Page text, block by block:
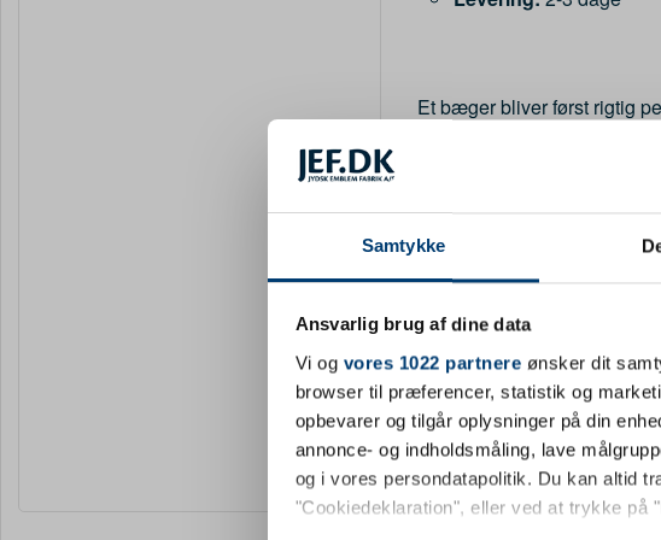
Samtykke
Ansvarlig brug af dine data
Vi og vores 1022 partnere ønsker dit
browser til præferencer, statistik og
opbevarer og tilgår oplysninger på din
annonce- og indholdsmåling, lave
og i vores persondatapolitik. Du kan altid
"Cookiedeklaration", eller ved at trykke på
Et bæger bliver først rigtig
som standard, og ønskes
turneringstitlen eller en
opstilling, kan dette
kontakte os. Har du brug
Aluminiumsbægeret er
kompromis med kvaliteten.
egner sig ligeså godt som
yderligere inspiration til